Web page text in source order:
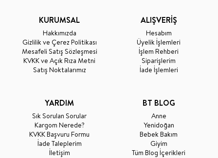
KURUMSAL
Hakkımızda
Gizlilik ve Çerez Politikası
Mesafeli Satış Sözleşmesi
KVKK ve Açık Rıza Metni
Satış Noktalarımız
ALIŞVERİŞ
Hesabım
Üyelik İşlemleri
İşlem Rehberi
Siparişlerim
İade İşlemleri
YARDIM
Sık Sorulan Sorular
Kargom Nerede?
KVKK Başvuru Formu
İade Taleplerim
İletişim
BT BLOG
Anne
Yenidoğan
Bebek Bakım
Giyim
Tüm Blog İçerikleri